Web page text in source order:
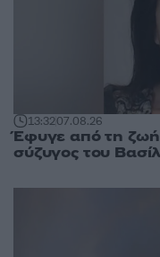
13:3207.08.26
Έφυγε από τη ζωή
σύζυγος του